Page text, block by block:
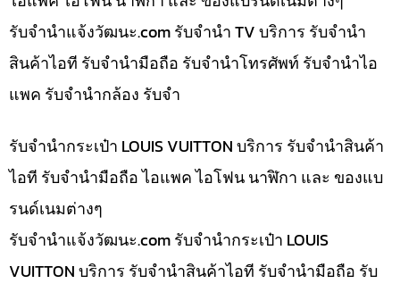
รับจํานําแจ้งวัฒนะ.com รับจำนำ TV บริการ รับจำนำ
สินค้าไอที รับจำนำมือถือ รับจำนำโทรศัพท์ รับจำนำไอ
แพค รับจำนำกล้อง รับจำ
รับจำนำกระเป๋า LOUIS VUITTON บริการ รับจำนำสินค้า
ไอที รับจำนำมือถือ ไอแพค ไอโฟน นาฬิกา และ ของแบ
รนด์เนมต่างๆ
รับจํานําแจ้งวัฒนะ.com รับจำนำกระเป๋า LOUIS
VUITTON บริการ รับจำนำสินค้าไอที รับจำนำมือถือ รับ